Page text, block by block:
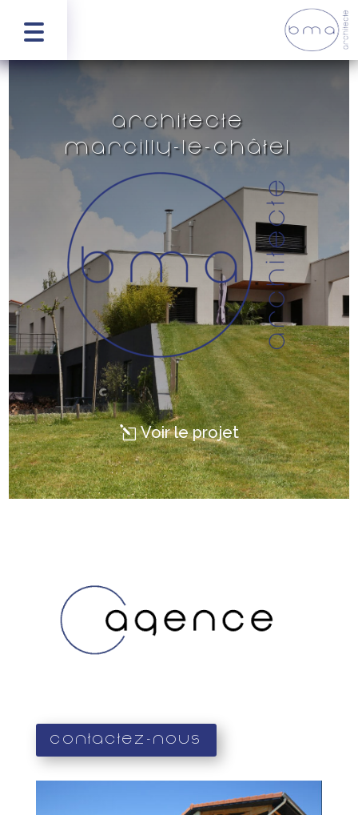
Architecte
Marcilly-le-Châtel
Voir le projet
Contactez-nous